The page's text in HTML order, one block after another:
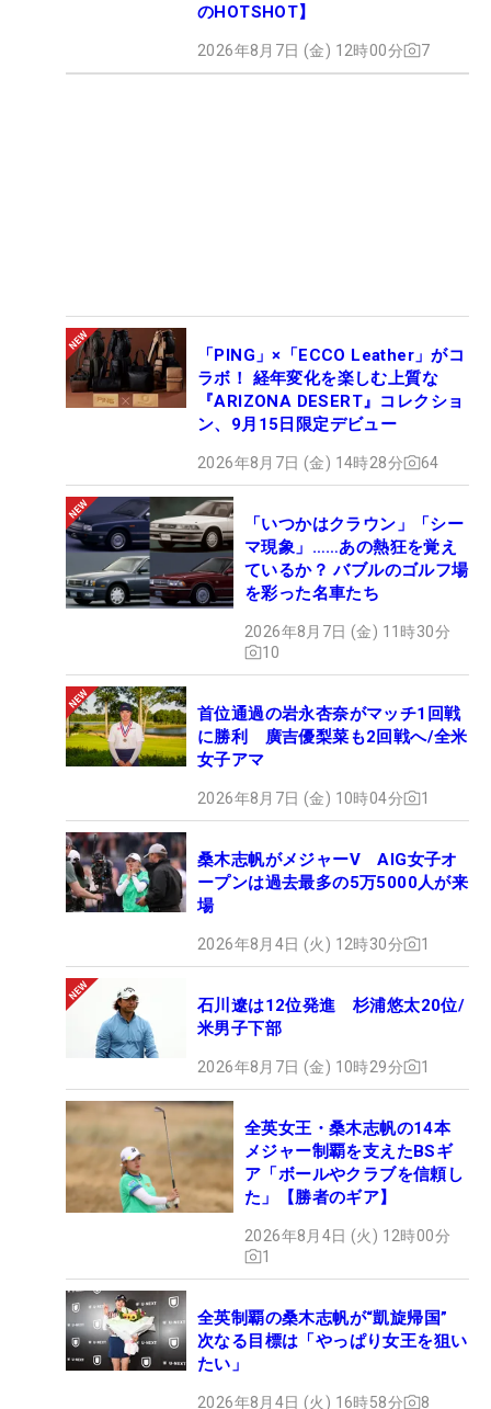
のHOTSHOT】
2026年8月7日 (金) 12時00分 7
「PING」×「ECCO Leather」がコ
ラボ！ 経年変化を楽しむ上質な
『ARIZONA DESERT』コレクショ
ン、9月15日限定デビュー
2026年8月7日 (金) 14時28分 64
「いつかはクラウン」「シー
マ現象」……あの熱狂を覚え
ているか？ バブルのゴルフ場
を彩った名車たち
2026年8月7日 (金) 11時30分
10
首位通過の岩永杏奈がマッチ1回戦
に勝利 廣吉優梨菜も2回戦へ/全米
女子アマ
2026年8月7日 (金) 10時04分 1
桑木志帆がメジャーV AIG女子オ
ープンは過去最多の5万5000人が来
場
2026年8月4日 (火) 12時30分 1
石川遼は12位発進 杉浦悠太20位/
米男子下部
2026年8月7日 (金) 10時29分 1
全英女王・桑木志帆の14本
メジャー制覇を支えたBSギ
ア「ボールやクラブを信頼し
た」【勝者のギア】
2026年8月4日 (火) 12時00分
1
全英制覇の桑木志帆が“凱旋帰国”
次なる目標は「やっぱり女王を狙い
たい」
2026年8月4日 (火) 16時58分 8